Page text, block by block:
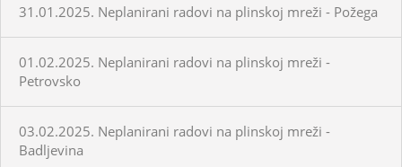
31.01.2025. Neplanirani radovi na plinskoj mreži - Požega
01.02.2025. Neplanirani radovi na plinskoj mreži -
Petrovsko
03.02.2025. Neplanirani radovi na plinskoj mreži -
Badljevina